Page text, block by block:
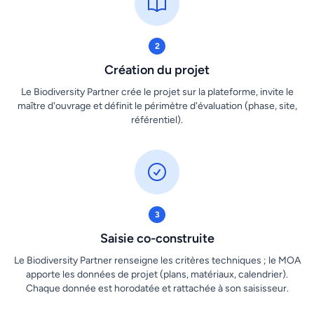
2
Création du projet
Le Biodiversity Partner crée le projet sur la plateforme, invite le
maître d'ouvrage et définit le périmètre d'évaluation (phase, site,
référentiel).
3
Saisie co-construite
Le Biodiversity Partner renseigne les critères techniques ; le MOA
apporte les données de projet (plans, matériaux, calendrier).
Chaque donnée est horodatée et rattachée à son saisisseur.